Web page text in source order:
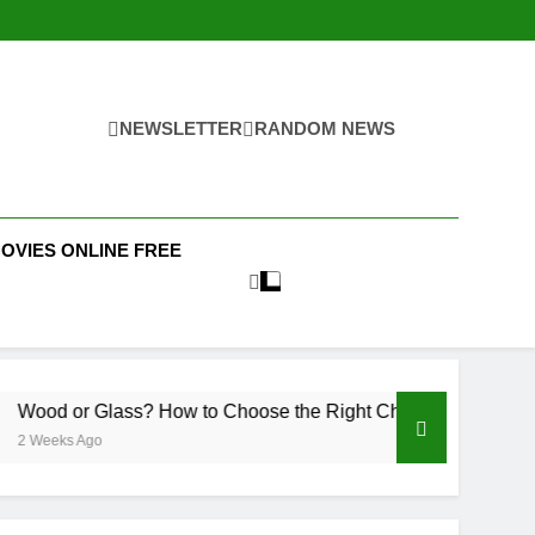
NEWSLETTER RANDOM NEWS
ONLINE FREE
How to Choose the Right Chandelier for Your Home